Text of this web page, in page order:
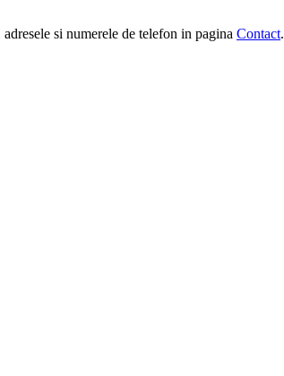
si numerele de telefon in pagina Contact.